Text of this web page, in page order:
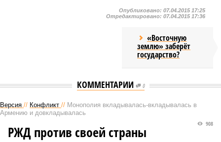
Опубликовано: 07.04.2015 17:25
Отредактировано: 07.04.2015 17:36
«Восточную
землю» заберёт
государство?
КОММЕНТАРИИ 0
Версия // Конфликт // Монополия вкладывалась-вкладывалась в
Армению и довкладывалась
908
РЖД против своей страны